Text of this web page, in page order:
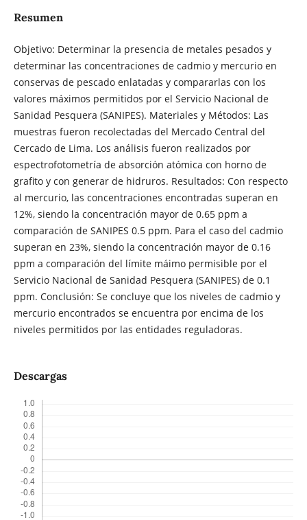
Resumen
Objetivo: Determinar la presencia de metales pesados y
determinar las concentraciones de cadmio y mercurio en
conservas de pescado enlatadas y compararlas con los
valores máximos permitidos por el Servicio Nacional de
Sanidad Pesquera (SANIPES). Materiales y Métodos: Las
muestras fueron recolectadas del Mercado Central del
Cercado de Lima. Los análisis fueron realizados por
espectrofotometría de absorción atómica con horno de
grafito y con generar de hidruros. Resultados: Con respecto
al mercurio, las concentraciones encontradas superan en
12%, siendo la concentración mayor de 0.65 ppm a
comparación de SANIPES 0.5 ppm. Para el caso del cadmio
superan en 23%, siendo la concentración mayor de 0.16
ppm a comparación del límite máimo permisible por el
Servicio Nacional de Sanidad Pesquera (SANIPES) de 0.1
ppm. Conclusión: Se concluye que los niveles de cadmio y
mercurio encontrados se encuentra por encima de los
niveles permitidos por las entidades reguladoras.
Descargas